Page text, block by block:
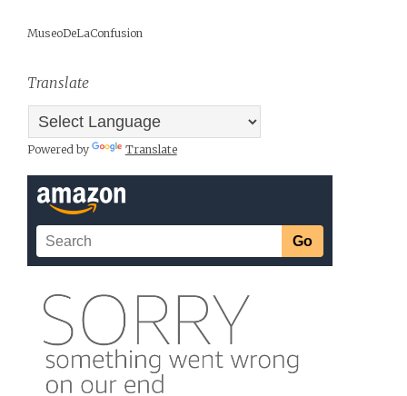
MuseoDeLaConfusion
Translate
Powered by Translate